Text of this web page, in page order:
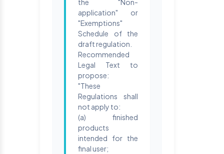
the "Non-
application" or
"Exemptions"
Schedule of the
draft regulation.
Recommended
Legal Text to
propose:
"These
Regulations shall
not apply to:
(a) finished
products
intended for the
final user;